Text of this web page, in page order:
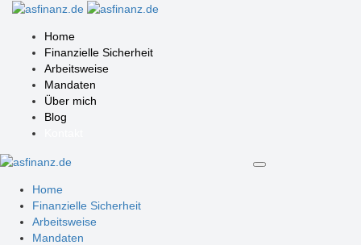
Home
Finanzielle Sicherheit
Arbeitsweise
Mandaten
Über mich
Blog
Home
Finanzielle Sicherheit
Arbeitsweise
Mandaten